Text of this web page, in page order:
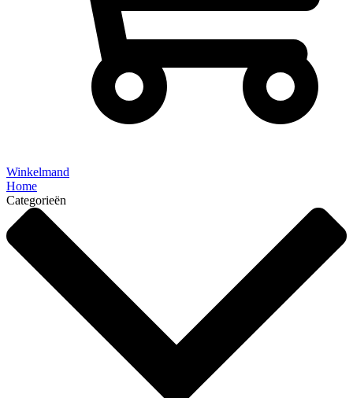
Winkelmand
Home
Categorieën